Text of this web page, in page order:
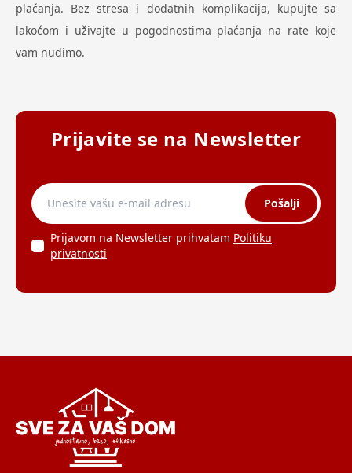
plaćanja. Bez stresa i dodatnih komplikacija, kupujte sa
lakoćom i uživajte u pogodnostima plaćanja na rate koje
vam nudimo.
Prijavite se na Newsletter
Pošalji
Prijavom na Newsletter prihvatam Politiku
privatnosti